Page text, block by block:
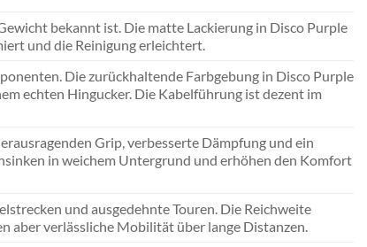
bekannt ist. Die matte Lackierung in Disco Purple
und die Reinigung erleichtert.
Die zurückhaltende Farbgebung in Disco Purple
echten Hingucker. Die Kabelführung ist dezent im
Grip, verbesserte Dämpfung und ein
in weichem Untergrund und erhöhen den Komfort
und ausgedehnte Touren. Die Reichweite
aber verlässliche Mobilität über lange Distanzen.